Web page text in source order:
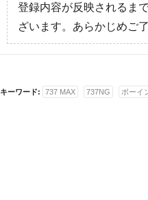
登録内容が反映されるま
ざいます。あらかじめご
キーワード: 737 MAX 737NG ボーイ